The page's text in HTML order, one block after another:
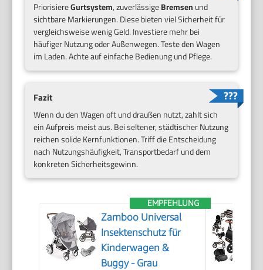
PriorisiereGurtsystem, zuverlässigeBremsen und
sichtbare Markierungen. Diese bieten viel Sicherheit für
vergleichsweise wenig Geld. Investiere mehr bei
häufiger Nutzung oder Außenwegen. Teste den Wagen
im Laden. Achte auf einfache Bedienung und Pflege.
Fazit
Wenn du den Wagen oft und draußen nutzt, zahlt sich
ein Aufpreis meist aus. Bei seltener, städtischer Nutzung
reichen solide Kernfunktionen. Triff die Entscheidung
nach Nutzungshäufigkeit, Transportbedarf und dem
konkreten Sicherheitsgewinn.
EMPFEHLUNG
Zamboo Universal
Insektenschutz für
Kinderwagen &
Buggy - Grau